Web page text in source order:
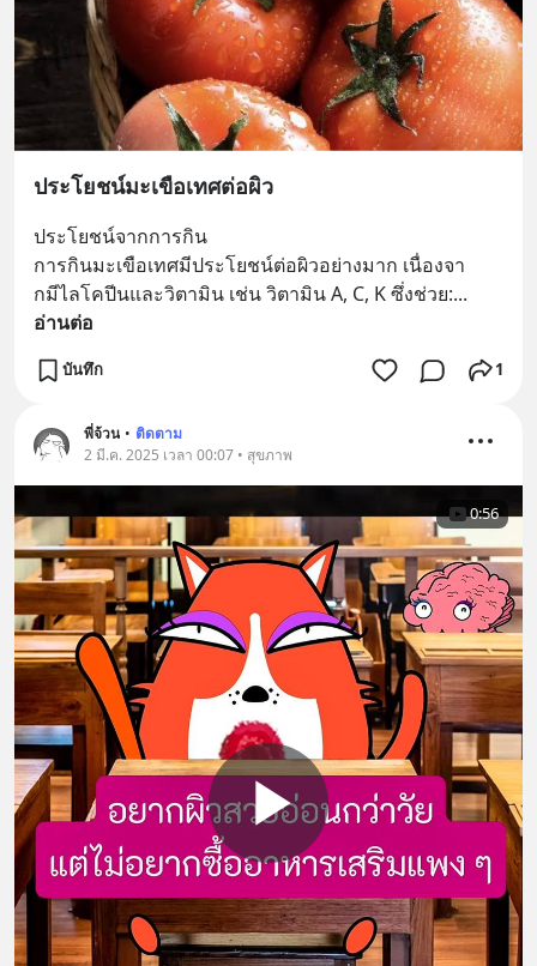
ประโยชน์มะเขือเทศต่อผิว
ประโยชน์จากการกิน
การกินมะเขือเทศมีประโยชน์ต่อผิวอย่างมาก เนื่องจา
กมีไลโคปีนและวิตามิน เช่น วิตามิน A, C, K ซึ่งช่วย:
อ่านต่อ
บันทึก 1
พี่จ้วน • ติดตาม
2 มี.ค. 2025 เวลา 00:07 • สุขภาพ
0:56